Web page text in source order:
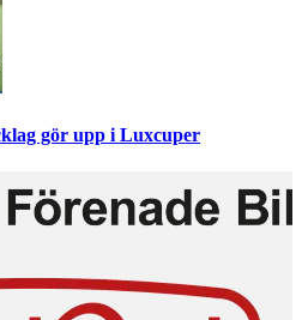
gör upp i Luxcuper